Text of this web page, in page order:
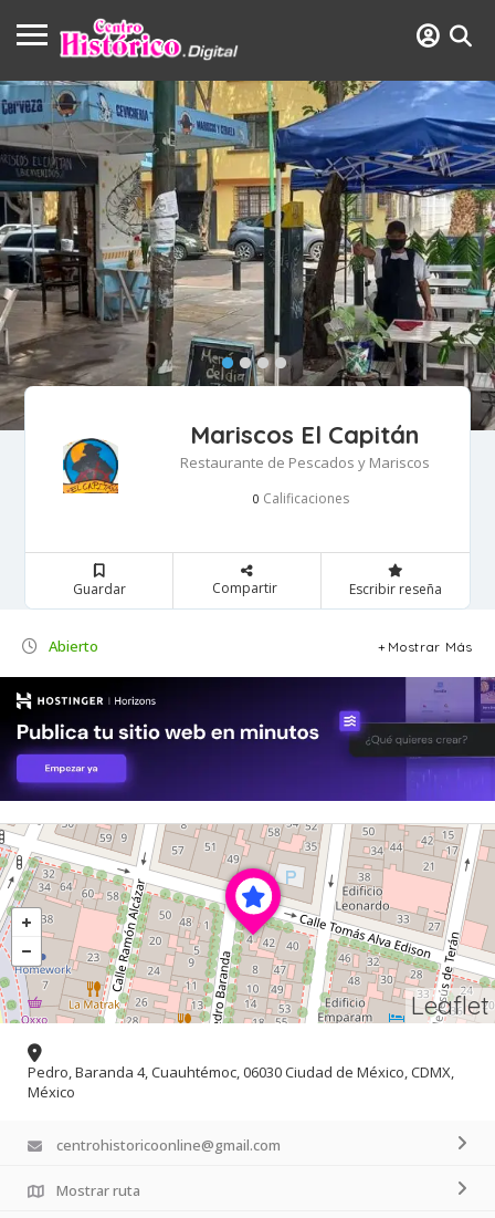
Mariscos El Capitán
Restaurante de Pescados y Mariscos
0 Calificaciones
Guardar Compartir Escribir reseña
Abierto Mostrar Más
Leaflet
Pedro, Baranda 4, Cuauhtémoc, 06030 Ciudad de México, CDMX,
México
centrohistoricoonline@gmail.com
Mostrar ruta